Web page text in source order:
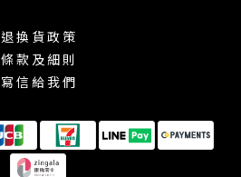
退 換 貨 政 策
條 款 及 細 則
寫 信 給 我 們